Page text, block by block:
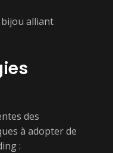
bijou alliant
des
à adopter de
: